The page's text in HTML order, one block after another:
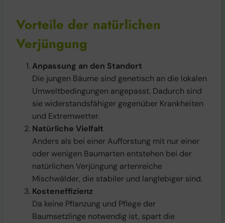
Vorteile der natürlichen
Verjüngung
Anpassung an den Standort
Die jungen Bäume sind genetisch an die lokalen
Umweltbedingungen angepasst. Dadurch sind
sie widerstandsfähiger gegenüber Krankheiten
und Extremwetter.
Natürliche Vielfalt
Anders als bei einer Aufforstung mit nur einer
oder wenigen Baumarten entstehen bei der
natürlichen Verjüngung artenreiche
Mischwälder, die stabiler und langlebiger sind.
Kosteneffizienz
Da keine Pflanzung und Pflege der
Baumsetzlinge notwendig ist, spart die